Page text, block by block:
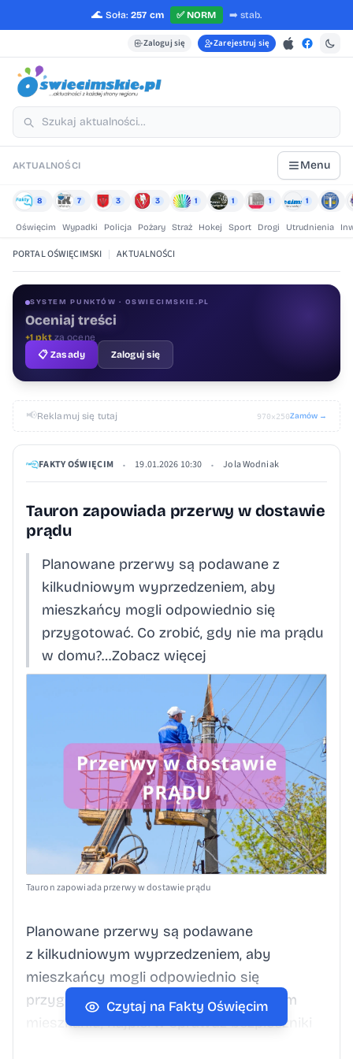
🌊 Soła: 257 cm ✅NORM ➡️ stab.
Zaloguj się Zarejestruj się
AKTUALNOŚCI Menu
8 7 3 3 1 1 1 1
Oświęcim Wypadki Policja Pożary Straż Hokej Sport Drogi Utrudnienia
PORTAL OŚWIĘCIMSKI | AKTUALNOŚCI
SYSTEM PUNKTÓW · OSWIECIMSKIE.PL
Oceniaj treści
+1 pktza ocenę
📋 Zasady
Zaloguj się
📢Reklamuj się tutaj 970×250Zamów →
FAKTY OŚWIĘCIM • 19.01.2026 10:30 • Jola Wodniak
Tauron zapowiada przerwy w dostawie
prądu
Planowane przerwy są podawane z
kilkudniowym wyprzedzeniem, aby
mieszkańcy mogli odpowiednio się
przygotować. Co zrobić, gdy nie ma prądu
w domu?…Zobacz więcej
Tauron zapowiada przerwy w dostawie prądu
Planowane przerwy są podawane
z kilkudniowym wyprzedzeniem, aby
mieszkańcy mogli odpowiednio się
przygotować. Jeśli prąd zniknie w Twoim
mieszkaniu, najpierw sprawdź bezpieczniki
Czytaj na Fakty Oświęcim